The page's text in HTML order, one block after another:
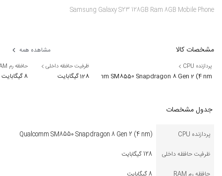
Samsung Galaxy S23 128GB Ram 8GB Mobile Phone
مشخصات کالا مشاهده همه
پردازنده CPU
Qualcomm SM8550 Snapdragon 8 Gen 2 (4 nm)
ظرفیت حافظه داخلی
128 گیگابایت
حافظه رم RAM
8 گیگابایت
جدول مشخصات
پردازنده CPU
Qualcomm SM8550 Snapdragon 8 Gen 2 (4 nm)
ظرفیت حافظه داخلی
128 گیگابایت
حافظه رم RAM
8 گیگابایت